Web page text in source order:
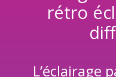
rétro
L’éclairage